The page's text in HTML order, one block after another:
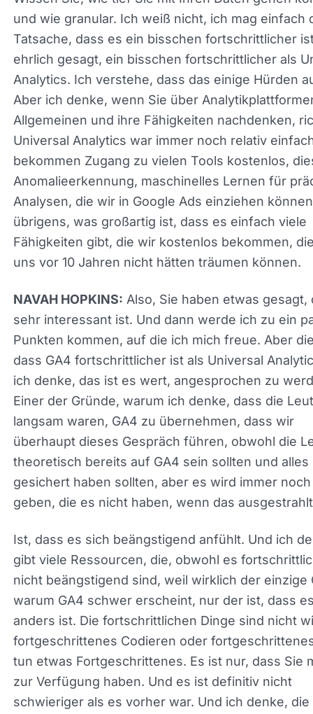
mag auch einfach. Wissen Sie, wie tief Sie mit
Daten gehen können und wie granular. Ich weiß
ich mag einfach die Tatsache, dass es ein
fortschrittlicher ist, ehrlich gesagt, ein bisschen
fortschrittlicher als Universal Analytics. Ich
dass das einige Hürden aufstellt. Aber ich denke,
Sie über Analytikplattformen im Allgemeinen und
Fähigkeiten nachdenken, richtig? Universal
war immer noch relativ einfach. Wir bekommen
zu vielen Tools kostenlos, diese
maschinelles Lernen für prädiktive Analysen, die
Google Ads einziehen können, übrigens, was
ist, dass es einfach viele Fähigkeiten gibt, die wir
hätten träumen können.
Also, Sie haben etwas gesagt,
sehr interessant ist. Und dann werde ich zu ein
Punkten kommen, auf die ich mich freue. Aber
dass GA4 fortschrittlicher ist als Universal
Und ich denke, das ist es wert, angesprochen zu
werden. Einer der Gründe, warum ich denke,
Leute so langsam waren, GA4 zu übernehmen,
wir überhaupt dieses Gespräch führen, obwohl
Leute theoretisch bereits auf GA4 sein sollten
gesichert haben sollten, aber es wird immer
geben, die es nicht haben, wenn das
Ist, dass es sich beängstigend anfühlt. Und ich
es gibt viele Ressourcen, die, obwohl es
fortschrittlicher ist, nicht beängstigend sind, weil
wirklich der einzige Grund, warum GA4 schwer
erscheint, nur der ist, dass es anders ist. Die
fortschrittlichen Dinge sind nicht wirklich
fortgeschrittenes Codieren oder